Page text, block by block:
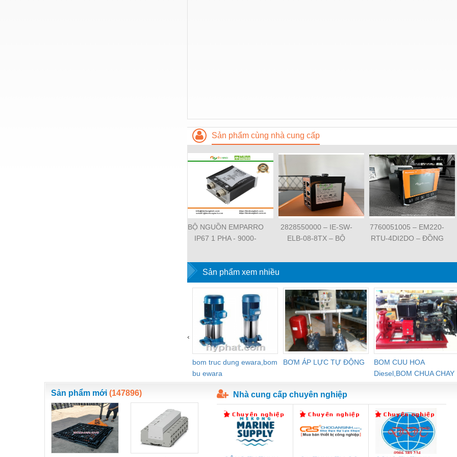
Thủy sản - Trang thiết bị
Tự động hoá
Van - Co các loại
Vật liệu mài mòn
Sản phẩm cùng nhà cung cấp
BỘ NGUỒN EMPARRO
IP67 1 PHA - 9000-
EMPARRO IP67
POWER SUPPLY 1-
PHASE
2828550000 – IE-SW-
ELB-08-8TX – BỘ
RJ45 – WEIDMULLER
7760051005 – EM220-
RTU-4DI2DO – ĐỒNG
ĐO ĐIỆN ÁP –
Sản phẩm xem nhiều
bom truc dung ewara,bom
bu ewara
BƠM ÁP LỰC TỰ ĐỘNG
BOM CUU HOA
Diesel,BOM CHUA CHAY
‹
Sản phẩm mới (147896) Nhà cung cấp chuyên nghiệp